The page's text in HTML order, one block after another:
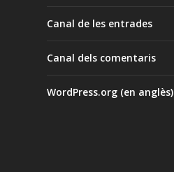
Canal de les entrades
Canal dels comentaris
WordPress.org (en anglès)